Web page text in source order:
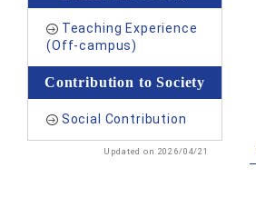
Teaching Experience
(Off-campus)
Contribution to Society
Social Contribution
Updated on 2026/04/21